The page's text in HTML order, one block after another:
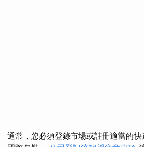
通常，您必須登錄市場或註冊適當的